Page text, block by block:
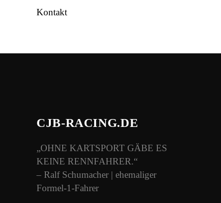
Kontakt
CJB-RACING.DE
„OHNE KARTSPORT GÄBE ES
KEINE RENNFAHRER.“
– Ralf Schumacher | ehemaliger
Formel-1-Fahrer